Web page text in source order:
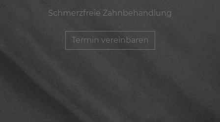
Schmerzfreie Zahnbehandlung
Termin vereinbaren
Schmerzfreie Zahnbehandlung
Termin vereinbaren
Schmerzfreie Zahnbehandlung
Termin vereinbaren